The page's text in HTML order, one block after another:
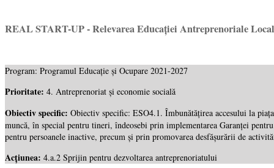
REAL START-UP - Relevarea Educației Antreprenoriale
Program: Programul Educație și Ocupare 2021-2027
Prioritate: 4. Antreprenoriat și economie socială
Obiectiv specific: Obiectiv specific: ESO4.1. Îmbunătățirea accesului la
muncă, în special pentru tineri, îndeosebi prin implementarea Garanței
pentru persoanele inactive, precum și prin promovarea desfășurării de
Acțiunea: 4.a.2 Sprijin pentru dezvoltarea antreprenoriatului